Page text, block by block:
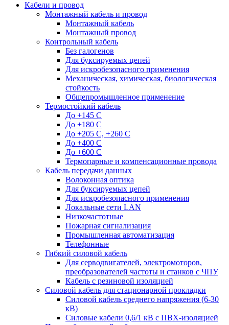
Кабели и провод
Монтажный кабель и провод
Монтажный кабель
Монтажный провод
Контрольный кабель
Без галогенов
Для буксируемых цепей
Для искробезопасного применения
Механическая, химическая, биологическая
стойкость
Общепромышленное применение
Термостойкий кабель
До +145 С
До +180 C
До +205 С, +260 С
До +400 C
До +600 С
Термопарные и компенсационные провода
Кабель передачи данных
Волоконная оптика
Для буксируемых цепей
Для искробезопасного применения
Локальные сети LAN
Низкочастотные
Пожарная сигнализация
Промышленная автоматизация
Телефонные
Гибкий силовой кабель
Для серводвигателей, электромоторов,
преобразователей частоты и станков с ЧПУ
Кабель с резиновой изоляцией
Силовой кабель для стационарной прокладки
Силовой кабель среднего напряжения (6-30
кВ)
Силовые кабели 0,6/1 кВ с ПВХ-изоляцией